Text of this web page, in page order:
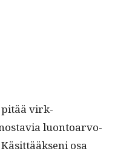
pitää virk­
luon­toar­vo­
osa